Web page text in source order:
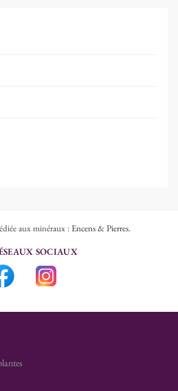
aux minéraux :Encens & Pierres.
SOCIAUX